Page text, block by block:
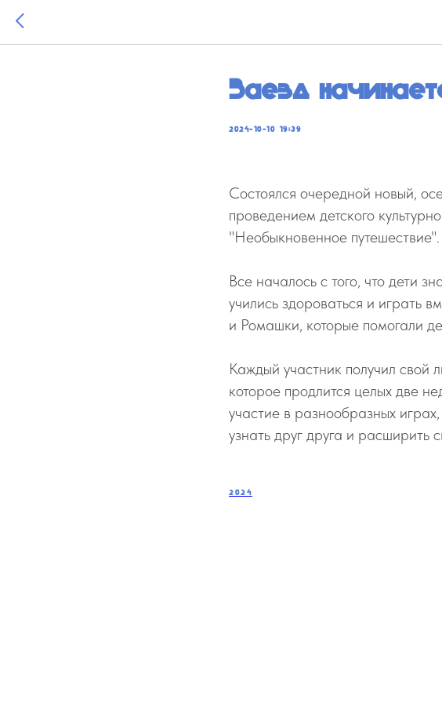
Заезд
2024-10-10 19:39
Состоялся очередной новый,
проведением детского
"Необыкновенное путешествие".
Все началось с того, что дети
учились здороваться и играть
и Ромашки, которые помогали
Каждый участник получил свой
которое продлится целых две
участие в разнообразных
узнать друг друга и расширить
2024